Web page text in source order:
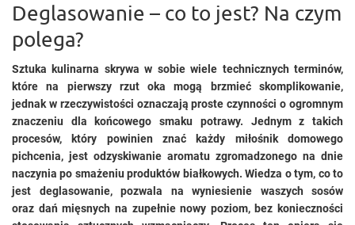
Deglasowanie – co to jest? Na czym
polega?
Sztuka kulinarna skrywa w sobie wiele technicznych terminów,
które na pierwszy rzut oka mogą brzmieć skomplikowanie,
jednak w rzeczywistości oznaczają proste czynności o ogromnym
znaczeniu dla końcowego smaku potrawy. Jednym z takich
procesów, który powinien znać każdy miłośnik domowego
pichcenia, jest odzyskiwanie aromatu zgromadzonego na dnie
naczynia po smażeniu produktów białkowych. Wiedza o tym, co to
jest deglasowanie, pozwala na wyniesienie waszych sosów
oraz dań mięsnych na zupełnie nowy poziom, bez konieczności